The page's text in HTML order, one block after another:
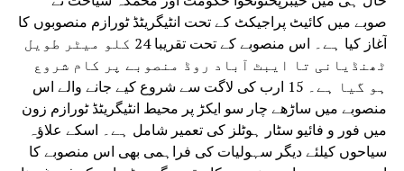
صوبے میں کائیٹ پراجیکٹ کے تحت انٹیگریٹڈ ٹورازم منصوبوں کا
آغاز کیا ہے۔ اس منصوبے کے تحت تقریبا 24 کلو میٹر طویل
ٹھنڈیانی تا ایبٹ آباد روڈ منصوبے پر کام شروع
ہو گیا ہے۔ 15 ارب کی لاگت سے شروع کیے جانے والے اس
منصوبے میں ساڑھے چار سو ایکڑ پر محیط انٹیگریٹڈ ٹورازم زون
میں فور و فائیو سٹار ہوٹلز کی تعمیر شامل ہے۔ اسکے علاؤہ
سیاحوں کیلئے دیگر سہولیات کی فراہمی بھی اس منصوبے کا